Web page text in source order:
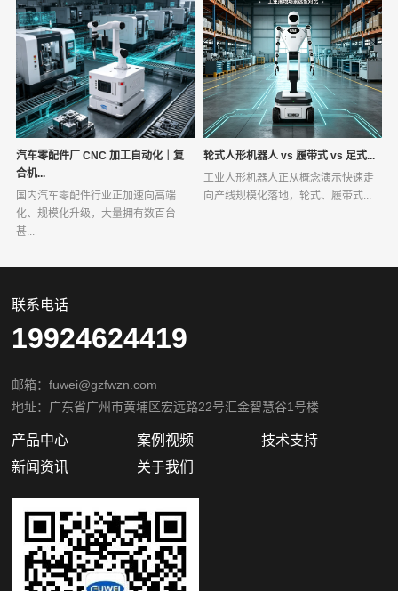
汽车零配件厂 CNC 加工自动化｜复
合机...
国内汽车零配件行业正加速向高端
化、规模化升级，大量拥有数百台
甚...
轮式人形机器人 vs 履带式 vs 足式...
工业人形机器人正从概念演示快速走
向产线规模化落地，轮式、履带式...
联系电话
19924624419
邮箱：fuwei@gzfwzn.com
地址：广东省广州市黄埔区宏远路22号汇金智慧谷1号楼
产品中心 案例视频
技术支持
新闻资讯
关于我们